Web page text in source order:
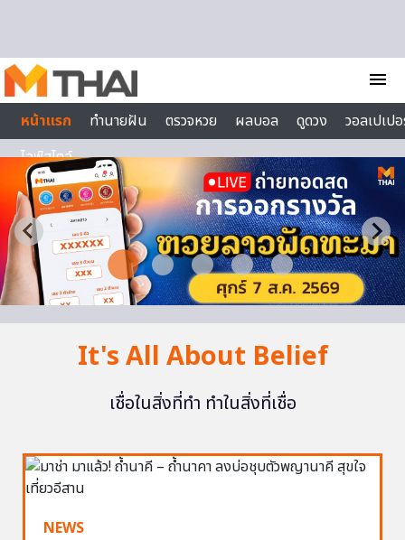
menu
หน้าแรก
ทำนายฝัน ตรวจหวย ผลบอล ดูดวง
วอลเปเป
ไลฟ์สไตล์
It's All About Belief
เชื่อในสิ่งที่ทำ ทำในสิ่งที่เชื่อ
NEWS